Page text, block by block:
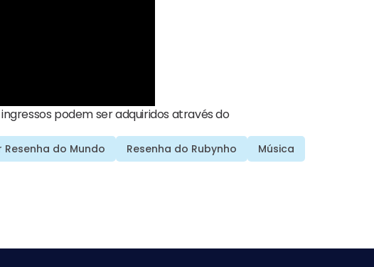
podem ser adquiridos através do
Resenha do Mundo Resenha do Rubynho Música